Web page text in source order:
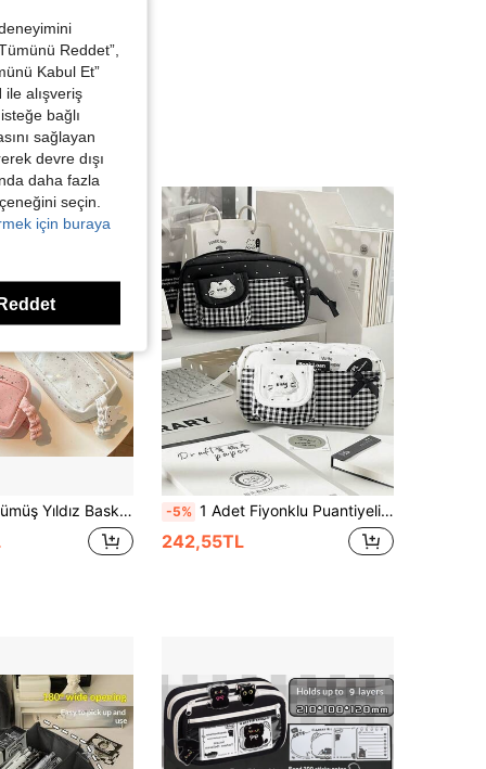
Fermuar Ucu, Çok Renkli Büyük Kapasiteli Kırtasiye Saklama Çantası, Günlük Ders ve Ofis Masa Gereçleri İçin Uygun -5% 1 Adet Fiyonklu Puantiyeli Kalem Kutusu, Kız Çocuk Estetiğinde Büyük Kapasiteli Kalemlik, Öğrenci Kırtasiye Saklama Çantası, Pürüzsüz Fermuarlı, Günlük Öğrenci Kırtasiyesi İçin Mükemmel ve Günlük Tutmayı Sevenler İçin Sevimli Küçük Hediye, Okula Dönüş Sezonu
242,55TL
Reddet”,
Kabul Et”
alışveriş
bağlı
sağlayan
devre dışı
daha fazla
seçin.
için buraya